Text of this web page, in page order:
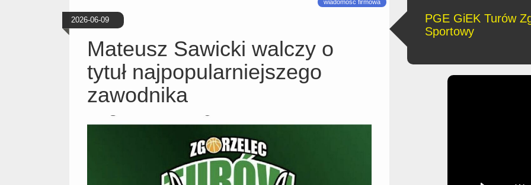
2026-06-09
Mateusz Sawicki walczy o
tytuł najpopularniejszego
zawodnika
PGE GiEK Turów
Sportowy